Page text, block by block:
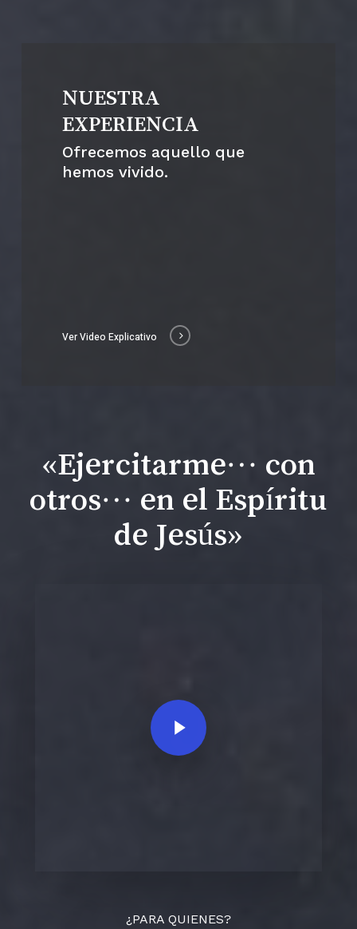
NUESTRA
EXPERIENCIA
Ofrecemos aquello que
hemos vivido.
Ver Video Explicativo
«Ejercitarme… con
otros… en el Espíritu
de Jesús»
Play Video
¿PARA QUIENES?